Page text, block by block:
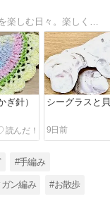
手編み大好き。色々な手作りで癒しの時間を楽しむ日々。楽しくて美味しくって面白いことを綴っていきます。
ぎ針） シーグラスと
9日前
#手編み
ン編み #お散歩